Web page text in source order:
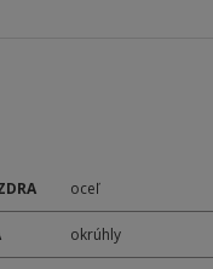
oceľ
okrúhly